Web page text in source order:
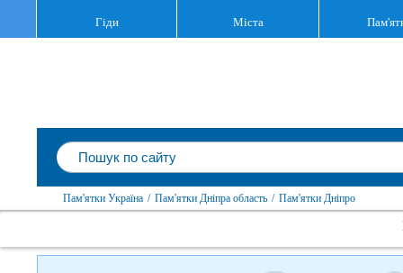
Гіди Міста
Пам'ятки Україна / Пам'ятки Дніпра область / Пам'ятки Дніпро